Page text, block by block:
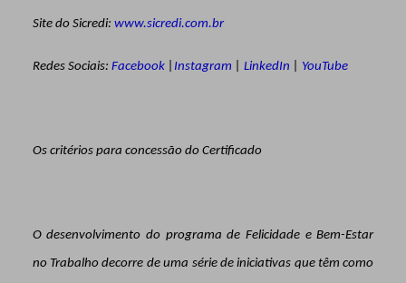
Site do Sicredi: www.sicredi.com.br
Redes Sociais: Facebook| Instagram LinkedIn YouTube
Os critérios para concessão do Certificado
O desenvolvimento do programa de Felicidade e Bem-Estar
no Trabalho decorre de uma série de iniciativas que têm como